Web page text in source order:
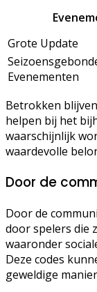
Grote Update
Evenementen
Betrokken
helpen bij het
waarschijnlijk
waardevolle
Door de
Door de
door spelers die
waaronder
Deze codes
geweldige